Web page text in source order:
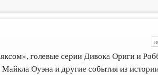
голевые серии Дивока Ориги и
Оуэна и другие события из